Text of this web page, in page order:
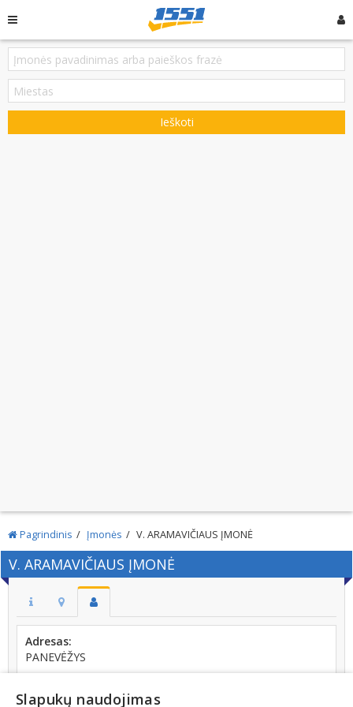
Ieškoti
Pagrindinis Įmonės V. ARAMAVIČIAUS ĮMONĖ
V. ARAMAVIČIAUS ĮMONĖ
Adresas:
PANEVĖŽYS
247975160
Slapukų naudojimas